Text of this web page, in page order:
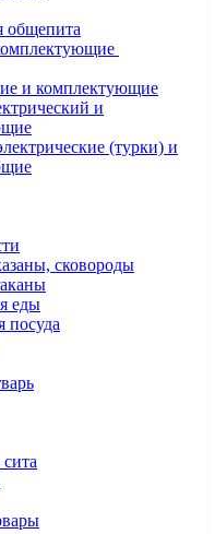
общепита
и комплектующие
и
(турки) и
сковороды
еды
посуда